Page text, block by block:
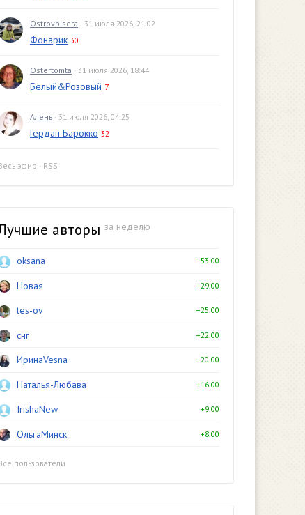
Ostrovbisera · 31 июля 2026, 21:02
Фонарик 30
Ostertomta · 31 июля 2026, 18:44
Белый&Розовый 7
Алень · 31 июля 2026, 04:25
Гердан Барокко 32
эфир · RSS
авторы за неделю
oksana +53.00
Новая +29.00
tes-ov +25.00
снг +22.00
ИринаVesna +20.00
Наталья-Любава +16.00
IrishaNew +9.00
ОльгаМинск +8.00
пользователи